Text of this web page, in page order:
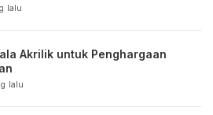
lalu
Akrilik untuk Penghargaan
lalu